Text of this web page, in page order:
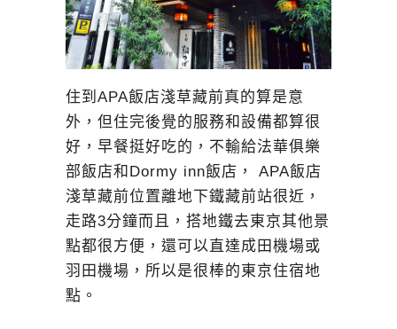
住到APA飯店淺草藏前真的算是意
外，但住完後覺的服務和設備都算很
好，早餐挺好吃的，不輸給法華俱樂
部飯店和Dormy inn飯店， APA飯店
淺草藏前位置離地下鐵藏前站很近，
走路3分鐘而且，搭地鐵去東京其他景
點都很方便，還可以直達成田機場或
羽田機場，所以是很棒的東京住宿地
點。